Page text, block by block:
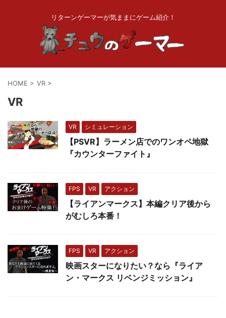
リターンゲーマーが気ままにゲーム紹介！
HOME > VR >
VR
VR シミュレーション
【PSVR】ラーメン店でのワンオペ地獄
『カウンターファイト』
FPS VR アクション
【ライアンマークス】本編クリア後から
がむしろ本番！
FPS VR アクション
映画スターになりたい？なら『ライア
ン・マークス リベンジミッション』